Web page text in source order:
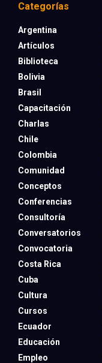
Categorías
Argentina
Artículos
Biblioteca
Bolivia
Brasil
Capacitación
Charlas
Chile
Colombia
Comunidad
Conceptos
Conferencias
Consultoría
Conversatorios
Convocatoria
Costa Rica
Cuba
Cultura
Cursos
Ecuador
Educación
Empleo